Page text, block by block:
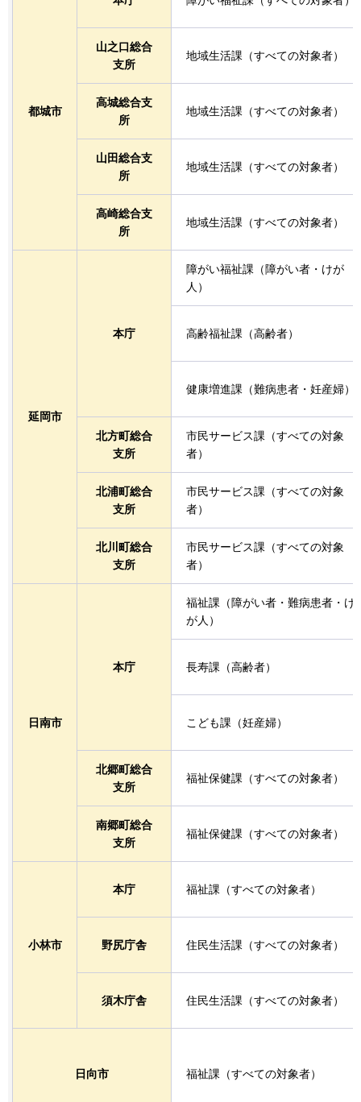
都城市
山之口総合
支所
地域生活課（すべての対象者）
高城総合支
所
地域生活課（すべての対象者）
山田総合支
所
地域生活課（すべての対象者）
高崎総合支
所
地域生活課（すべての対象者）
延岡市
本庁
障がい福祉課（障がい者・けが
人）
高齢福祉課（高齢者）
健康増進課（難病患者・妊産婦）
北方町総合
支所
市民サービス課（すべての対象
者）
北浦町総合
支所
市民サービス課（すべての対象
者）
北川町総合
支所
市民サービス課（すべての対象
者）
日南市
本庁
福祉課（障がい者・難病患者・け
が人）
長寿課（高齢者）
こども課（妊産婦）
北郷町総合
支所
福祉保健課（すべての対象者）
南郷町総合
支所
福祉保健課（すべての対象者）
小林市
本庁 福祉課（すべての対象者）
野尻庁舎 住民生活課（すべての対象者）
須木庁舎 住民生活課（すべての対象者）
日向市 福祉課（すべての対象者）